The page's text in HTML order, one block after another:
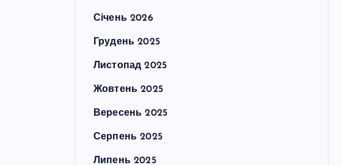
Січень 2026
Грудень 2025
Листопад 2025
Жовтень 2025
Вересень 2025
Серпень 2025
Липень 2025